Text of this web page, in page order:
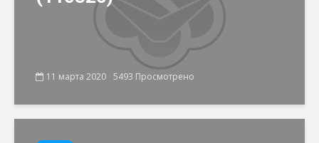
11 марта 2020 5493 Просмотрено